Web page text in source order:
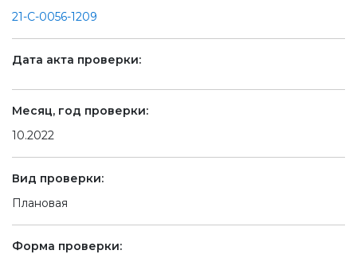
21-С-0056-1209
Дата акта проверки:
Месяц, год проверки:
10.2022
Вид проверки:
Плановая
Форма проверки: